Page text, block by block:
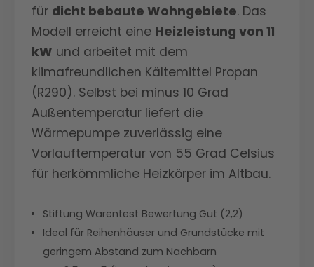
für dicht bebaute Wohngebiete. Das
Modell erreicht eine Heizleistung von 11
kW und arbeitet mit dem
klimafreundlichen Kältemittel Propan
(R290). Selbst bei minus 10 Grad
Außentemperatur liefert die
Wärmepumpe zuverlässig eine
Vorlauftemperatur von 55 Grad Celsius
für herkömmliche Heizkörper im Altbau.
Stiftung Warentest Bewertung Gut (2,2)
Ideal für Reihenhäuser und Grundstücke mit
geringem Abstand zum Nachbarn